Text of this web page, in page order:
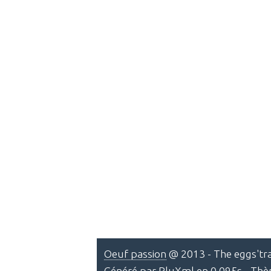
Oeuf passion @ 2013 - The